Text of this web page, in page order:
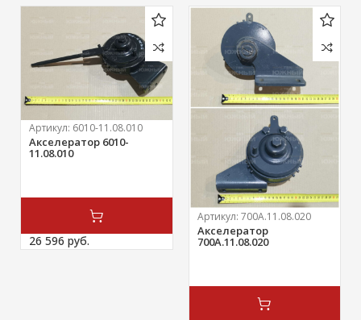
Артикул: 6010-11.08.010
Акселератор 6010-
11.08.010
26 596 руб.
Артикул: 700А.11.08.020
Акселератор
700А.11.08.020